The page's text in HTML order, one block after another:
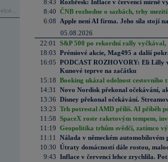
více...
8:43 Rozbřesk: Inflace v červenci mírně
8:40 ČNB rozhodne o sazbách, trhy
6:08
Apple není AI firma. Jeho síla stojí
05.08.2026
22:01
S&P 500 po rekordní rally vyčkával,
18:03 Prémiové akcie, Mag495 a další
16:05 PODCAST ROZHOVORY: Eli Lilly
Kunové teprve na začátku
15:18 Booking ukázal odolnost cestovního
14:31
Novo Nordisk překonal očekávání,
13:36 Disney překonal očekávání.
13:23 Trh potrestal AMD příliš. AI příběh
11:58 SpaceX roste raketovým tempem,
11:19 Geopolitika trhům svědčí, zatímco
11:11
Nálada v německém automobilovém
10:30 Útraty domácností dále rostou,
9:43 Inflace v červenci lehce zrychlila.